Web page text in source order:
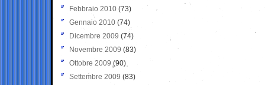
Febbraio 2010 (73)
Gennaio 2010 (74)
Dicembre 2009 (74)
Novembre 2009 (83)
Ottobre 2009 (90)
Settembre 2009 (83)